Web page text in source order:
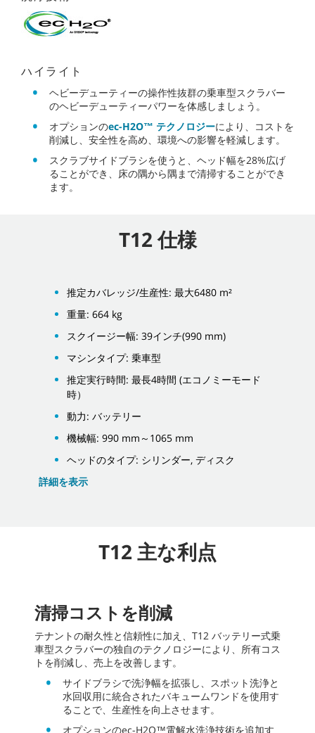
ハイライト
ヘビーデューティーの操作性抜群の乗車型スクラバー
のヘビーデューティーパワーを体感しましょう。
オプションのec-H2O™ テクノロジーにより、コストを
削減し、安全性を高め、環境への影響を軽減します。
スクラブサイドブラシを使うと、ヘッド幅を28%広げ
ることができ、床の隅から隅まで清掃することができ
ます。
T12 仕様
推定カバレッジ/生産性: 最大6480 m²
重量: 664 kg
スクイージー幅: 39インチ(990 mm)
マシンタイプ: 乗車型
推定実行時間: 最長4時間 (エコノミーモード
時）
動力: バッテリー
機械幅: 990 mm～1065 mm
ヘッドのタイプ: シリンダー, ディスク
詳細を表示
T12 主な利点
清掃コストを削減
テナントの耐久性と信頼性に加え、T12 バッテリー式乗
車型スクラバーの独自のテクノロジーにより、所有コス
トを削減し、売上を改善します。
サイドブラシで洗浄幅を拡張し、スポット洗浄と
水回収用に統合されたバキュームワンドを使用す
ることで、生産性を向上させます。
オプションのec-H2O™電解水洗浄技術を追加す